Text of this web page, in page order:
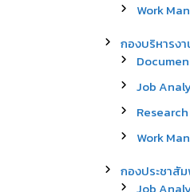
Work
กองบริหารง
Job
Research
Work
กองประชาสั